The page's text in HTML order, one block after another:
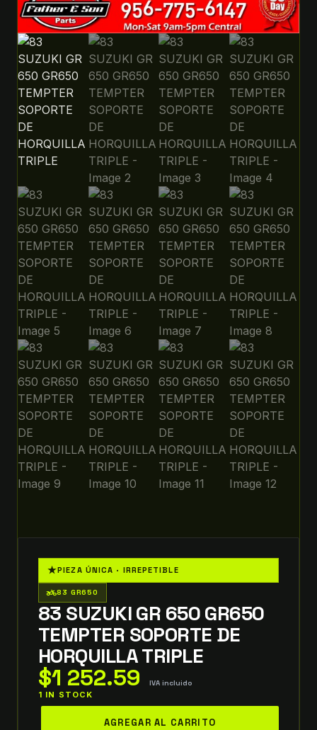
★PIEZA ÚNICA · IRREPETIBLE
two_wheeler83 GR650
83 SUZUKI GR 650 GR650
TEMPTER SOPORTE DE
HORQUILLA TRIPLE
$1 252.59 IVA incluido
1 IN STOCK
AGREGAR AL CARRITO